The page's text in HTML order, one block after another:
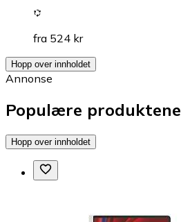
fra 524 kr
Hopp over innholdet
Annonse
Populære produktene
Hopp over innholdet